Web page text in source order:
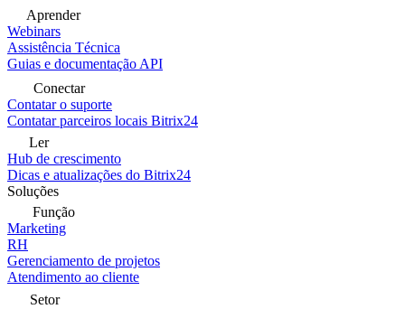
Aprender
Webinars
Assistência Técnica
Guias e documentação API
Conectar
Contatar o suporte
Contatar parceiros locais Bitrix24
Ler
Hub de crescimento
Dicas e atualizações do Bitrix24
Soluções
Função
Marketing
RH
Gerenciamento de projetos
Atendimento ao cliente
Setor